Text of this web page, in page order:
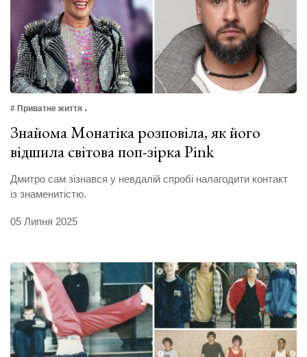
# Приватне життя
Знайома Монатіка розповіла, як його
відшила світова поп-зірка Pink
Дмитро сам зізнався у невдалій спробі налагодити контакт
із знаменитістю.
05 Липня 2025